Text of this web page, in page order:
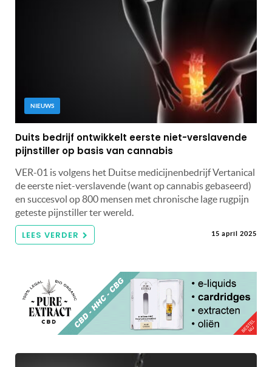
NIEUWS
Duits bedrijf ontwikkelt eerste niet-verslavende
pijnstiller op basis van cannabis
VER-01 is volgens het Duitse medicijnenbedrijf Vertanical
de eerste niet-verslavende (want op cannabis gebaseerd)
en succesvol op 800 mensen met chronische lage rugpijn
geteste pijnstiller ter wereld.
LEES VERDER 15 april 2025